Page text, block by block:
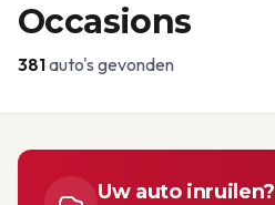
Occasions
381auto's gevonden
Uw auto inruilen?